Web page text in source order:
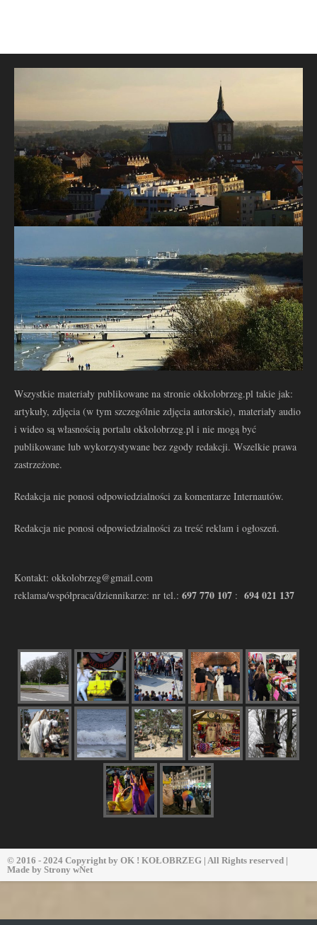
Wszystkie materiały publikowane na stronie okkolobrzeg.pl takie jak:
artykuły, zdjęcia (w tym szczególnie zdjęcia autorskie), materiały audio
i wideo są własnością portalu okkolobrzeg.pl i nie mogą być
publikowane lub wykorzystywane bez zgody redakcji. Wszelkie prawa
zastrzeżone.
Redakcja nie ponosi odpowiedzialności za komentarze Internautów.
Redakcja nie ponosi odpowiedzialności za treść reklam i ogłoszeń.
Kontakt: okkolobrzeg@gmail.com
reklama/współpraca/dziennikarze: nr tel.: 697 770 107 : 694 021 137
© 2016 - 2024 Copyright by OK ! KOŁOBRZEG | All Rights reserved |
Made by Strony wNet